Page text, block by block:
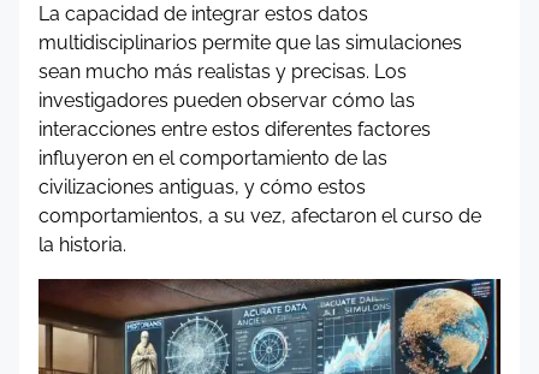
La capacidad de integrar estos datos
multidisciplinarios permite que las simulaciones
sean mucho más realistas y precisas. Los
investigadores pueden observar cómo las
interacciones entre estos diferentes factores
influyeron en el comportamiento de las
civilizaciones antiguas, y cómo estos
comportamientos, a su vez, afectaron el curso de
la historia.